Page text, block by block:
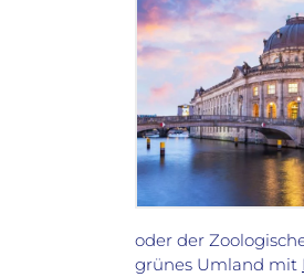
oder der
grünes Umland mit